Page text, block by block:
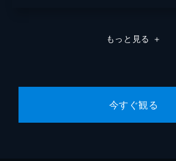
もっと見る ＋
今すぐ観る